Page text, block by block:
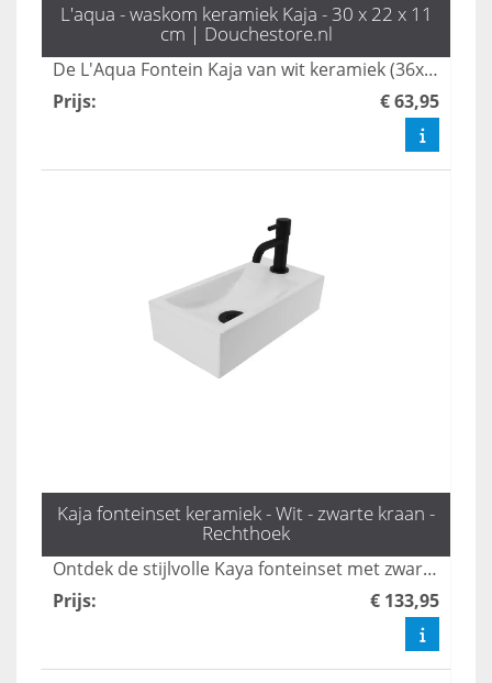
L'aqua - waskom keramiek Kaja - 30 x 22 x 11
cm | Douchestore.nl
De L'Aqua Fontein Kaja van wit keramiek (36x18x9 cm) is ideaal voor wc of kleine badkamer. Compact, stijlvol en voorzien van kraangat en overloop.
Prijs: € 63,95
Kaja fonteinset keramiek - Wit - zwarte kraan -
Rechthoek
Ontdek de stijlvolle Kaya fonteinset met zwarte eenhendelkraan en sifon van L'aqua, perfect voor elke toiletruimte. Dit complete WC fonteintje biedt niet alleen functionaliteit, maar ook een moderne uitstraling. Bestel snel voor de mooiste toilet fonteintjes en transformeer uw badkamer met deze unieke set.
Prijs: € 133,95